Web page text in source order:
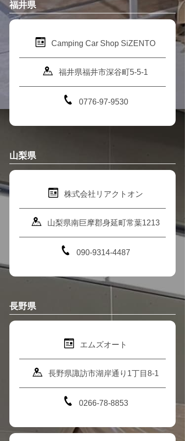
福井県
Camping Car Shop SiZENTO
福井県福井市深谷町5-5-1
0776-97-9530
山梨県
株式会社リアクトオン
山梨県南巨摩郡身延町常葉1213
090-9314-4487
長野県
エムズオート
長野県諏訪市湖岸通り1丁目8-1
0266-78-8853